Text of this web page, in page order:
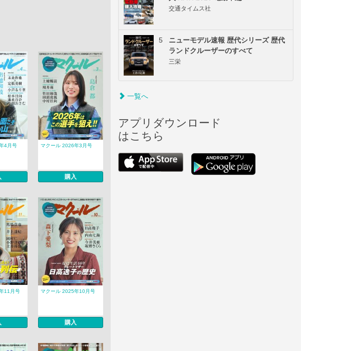
4月号 マクール 2026年3月号
購入
11月号 マクール 2025年10月号
購入
交通タイムス社
5
ニューモデル速報 歴代シリーズ 歴代
ランドクルーザーのすべて
三栄
一覧へ
アプリダウンロード
はこちら